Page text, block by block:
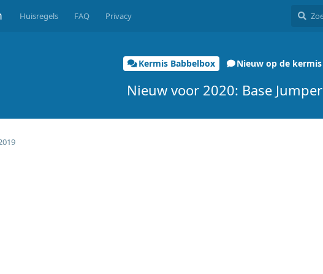
Huisregels FAQ Privacy
Kermis Babbelbox Nieuw op de kermis
Nieuw voor 2020: Base Jumper